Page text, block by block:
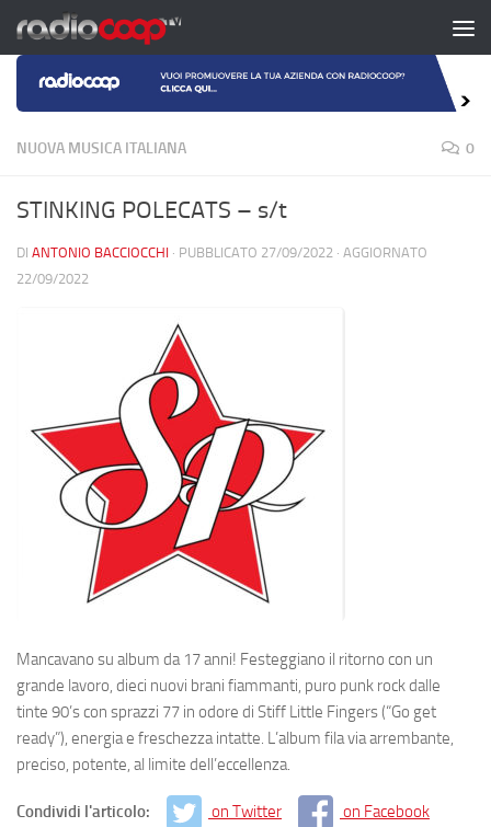
Salta al contenuto
NUOVA MUSICA ITALIANA 0
STINKING POLECATS – s/t
DI ANTONIO BACCIOCCHI · PUBBLICATO 27/09/2022 · AGGIORNATO
22/09/2022
Mancavano su album da 17 anni! Festeggiano il ritorno con un
grande lavoro, dieci nuovi brani fiammanti, puro punk rock dalle
tinte 90’s con sprazzi 77 in odore di Stiff Little Fingers (“Go get
ready”), energia e freschezza intatte. L’album fila via arrembante,
preciso, potente, al limite dell’eccellenza.
Condividi l'articolo: on Twitter on Facebook